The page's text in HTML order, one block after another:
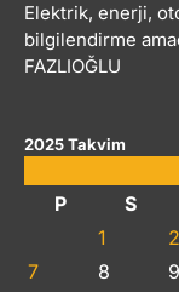
Elektrik, enerji,
bilgilendirme
FAZLIOĞLU
2025 Takvim
P
S
1
2
7
8 9